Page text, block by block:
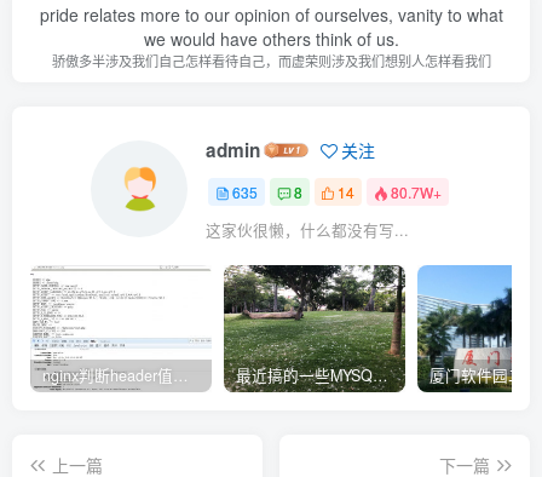
pride relates more to our opinion of ourselves, vanity to what
we would have others think of us.
骄傲多半涉及我们自己怎样看待自己，而虚荣则涉及我们想别人怎样看我们
admin 关注
635 8 14 80.7W+
这家伙很懒，什么都没有写...
最近搞的一些MYSQL相关的docker镜像
上一篇
下一篇